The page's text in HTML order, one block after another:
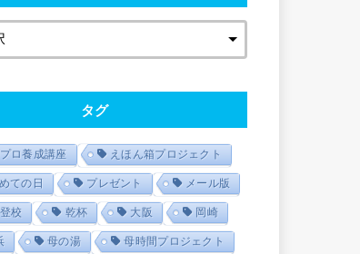
タグ
ロ養成講座 えほん箱プロジェクト
ての日 プレゼント メール版
校 乾杯 大阪 岡崎
母の湯 母時間プロジェクト